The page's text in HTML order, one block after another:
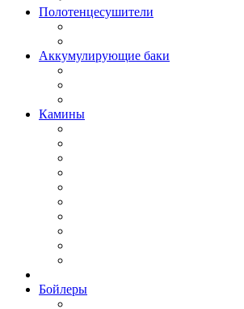
Полотенцесушители
Аккумулирующие баки
Камины
Бойлеры